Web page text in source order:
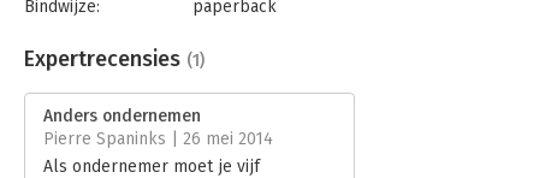
Bindwijze:
paperback
Uitgever:
Bertram + de Leeuw Uitgevers BV
Verschijningsdatum:
Hoofdrubriek: Ondernemen
Expertrecensies (1)
Anders ondernemen
Pierre Spaninks | 26 mei 2014
Als ondernemer moet je vijf